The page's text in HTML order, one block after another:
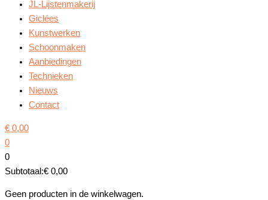
JL-Lijstenmakerij
Giclées
Kunstwerken
Schoonmaken
Aanbiedingen
Technieken
Nieuws
Contact
€ 0,00
0
0
Subtotaal:€ 0,00
Geen producten in de winkelwagen.